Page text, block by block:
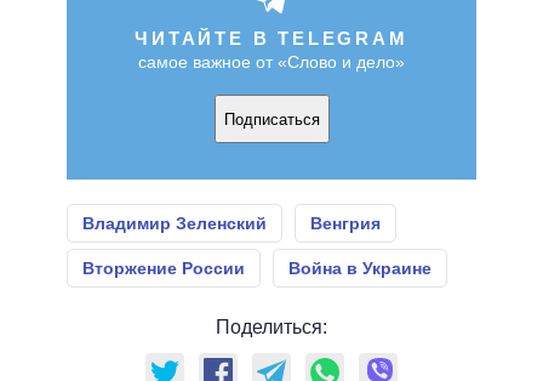
ЧИТАЙТЕ В TELEGRAM
самое важное от «Слово и дело»
Подписаться
Владимир Зеленский Венгрия
Вторжение России Война в Украине
Поделиться: